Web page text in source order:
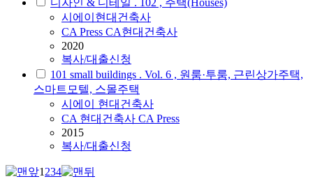
디자인 & 디테일 . 102 , 주택(Houses)
시에이 현대건축사
CA Press CA현대건축사
2020
복사/대출신청
101 small buildings . Vol. 6 , 원룸·투룸, 근린상가주택,
스마트모텔, 스몰주택
시에이
현대건축사
CA 현대건축사 CA Press
2015
복사/대출신청
1234